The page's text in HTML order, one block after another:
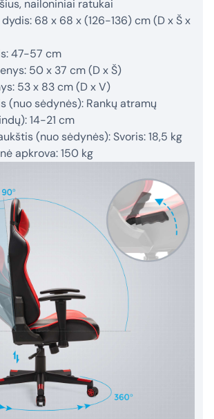
nailoniniai ratukai
68 x 68 x (126-136) cm (D x Š x
47-57 cm
50 x 37 cm (D x Š)
53 x 83 cm (D x V)
(nuo sėdynės): Rankų atramų
14-21 cm
(nuo sėdynės): Svoris: 18,5 kg
apkrova: 150 kg